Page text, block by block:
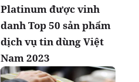
Platinum được vinh
danh Top 50 sản phẩm
dịch vụ tin dùng Việt
Nam 2023